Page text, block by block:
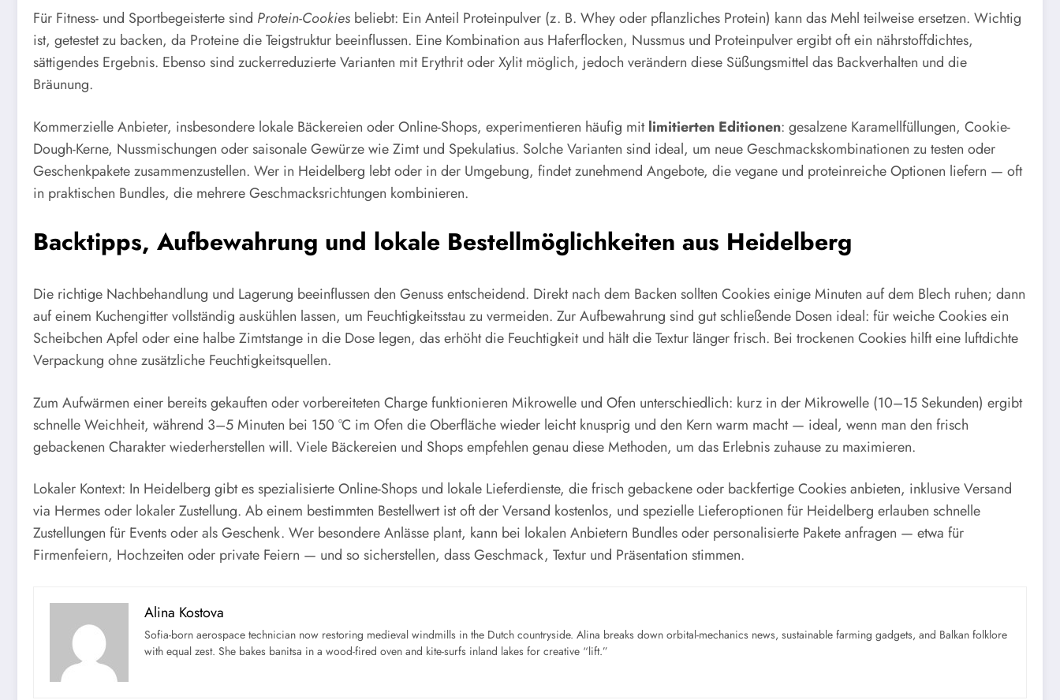
Für Fitness- und Sportbegeisterte sind Protein-Cookies beliebt: Ein Anteil Proteinpulver (z. B. Whey oder pflanzliches Protein) kann das Mehl teilweise ersetzen. Wichtig
ist, getestet zu backen, da Proteine die Teigstruktur beeinflussen. Eine Kombination aus Haferflocken, Nussmus und Proteinpulver ergibt oft ein nährstoffdichtes,
sättigendes Ergebnis. Ebenso sind zuckerreduzierte Varianten mit Erythrit oder Xylit möglich, jedoch verändern diese Süßungsmittel das Backverhalten und die
Bräunung.
Kommerzielle Anbieter, insbesondere lokale Bäckereien oder Online-Shops, experimentieren häufig mitlimitierten Editionen: gesalzene Karamellfüllungen, Cookie-
Dough-Kerne, Nussmischungen oder saisonale Gewürze wie Zimt und Spekulatius. Solche Varianten sind ideal, um neue Geschmackskombinationen zu testen oder
Geschenkpakete zusammenzustellen. Wer in Heidelberg lebt oder in der Umgebung, findet zunehmend Angebote, die vegane und proteinreiche Optionen liefern — oft
in praktischen Bundles, die mehrere Geschmacksrichtungen kombinieren.
Backtipps, Aufbewahrung und lokale Bestellmöglichkeiten aus Heidelberg
Die richtige Nachbehandlung und Lagerung beeinflussen den Genuss entscheidend. Direkt nach dem Backen sollten Cookies einige Minuten auf dem Blech ruhen; dann
auf einem Kuchengitter vollständig auskühlen lassen, um Feuchtigkeitsstau zu vermeiden. Zur Aufbewahrung sind gut schließende Dosen ideal: für weiche Cookies ein
Scheibchen Apfel oder eine halbe Zimtstange in die Dose legen, das erhöht die Feuchtigkeit und hält die Textur länger frisch. Bei trockenen Cookies hilft eine luftdichte
Verpackung ohne zusätzliche Feuchtigkeitsquellen.
Zum Aufwärmen einer bereits gekauften oder vorbereiteten Charge funktionieren Mikrowelle und Ofen unterschiedlich: kurz in der Mikrowelle (10–15 Sekunden) ergibt
schnelle Weichheit, während 3–5 Minuten bei 150 °C im Ofen die Oberfläche wieder leicht knusprig und den Kern warm macht — ideal, wenn man den frisch
gebackenen Charakter wiederherstellen will. Viele Bäckereien und Shops empfehlen genau diese Methoden, um das Erlebnis zuhause zu maximieren.
Lokaler Kontext: In Heidelberg gibt es spezialisierte Online-Shops und lokale Lieferdienste, die frisch gebackene oder backfertige Cookies anbieten, inklusive Versand
via Hermes oder lokaler Zustellung. Ab einem bestimmten Bestellwert ist oft der Versand kostenlos, und spezielle Lieferoptionen für Heidelberg erlauben schnelle
Zustellungen für Events oder als Geschenk. Wer besondere Anlässe plant, kann bei lokalen Anbietern Bundles oder personalisierte Pakete anfragen — etwa für
Firmenfeiern, Hochzeiten oder private Feiern — und so sicherstellen, dass Geschmack, Textur und Präsentation stimmen.
Alina Kostova
Sofia-born aerospace technician now restoring medieval windmills in the Dutch countryside. Alina breaks down orbital-mechanics news, sustainable farming gadgets, and Balkan folklore
with equal zest. She bakes banitsa in a wood-fired oven and kite-surfs inland lakes for creative “lift.”